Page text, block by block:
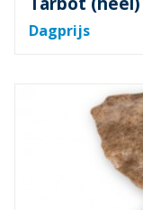
Dagprijs